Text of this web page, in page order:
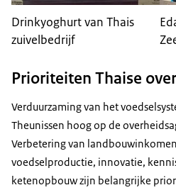
Drinkyoghurt van Thais
zuivelbedrijf
Prioriteiten Thaise
Verduurzaming van het
Theunissen hoog op de
Verbetering van
voedselproductie, innovatie,
ketenopbouw zijn belangrijke